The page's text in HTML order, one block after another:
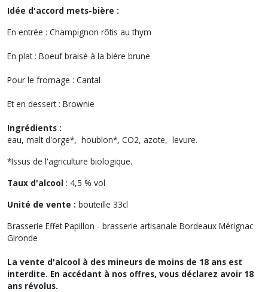
Idée d'accord mets-bière :
En entrée : Champignon rôtis au thym
En plat : Boeuf braisé à la bière brune
Pour le fromage : Cantal
Et en dessert : Brownie
Ingrédients :
eau, malt d'orge*, houblon*, CO2, azote, levure.
*Issus de l'agriculture biologique.
Taux d'alcool : 4,5 % vol
Unité de vente : bouteille 33cl
Brasserie Effet Papillon - brasserie artisanale Bordeaux Mérignac
Gironde
La vente d'alcool à des mineurs de moins de 18 ans est
interdite. En accédant à nos offres, vous déclarez avoir 18
ans révolus.